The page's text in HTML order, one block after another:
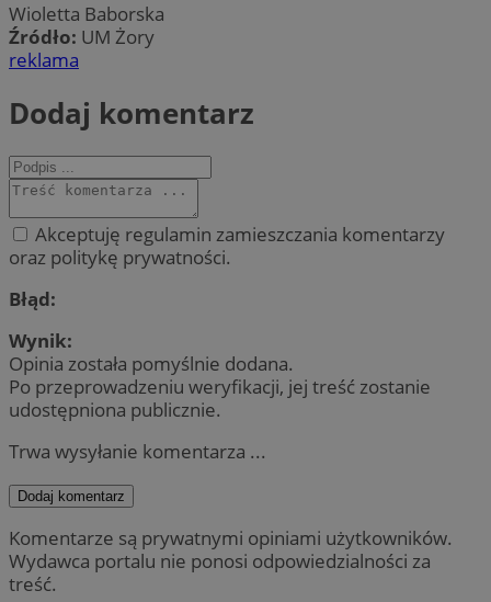
Wioletta Baborska
Źródło: UM Żory
reklama
Dodaj komentarz
Akceptuję regulamin zamieszczania komentarzy
oraz politykę prywatności.
Błąd:
Wynik:
Opinia została pomyślnie dodana.
Po przeprowadzeniu weryfikacji, jej treść zostanie
udostępniona publicznie.
Trwa wysyłanie komentarza ...
Dodaj komentarz
Komentarze są prywatnymi opiniami użytkowników.
Wydawca portalu nie ponosi odpowiedzialności za
treść.